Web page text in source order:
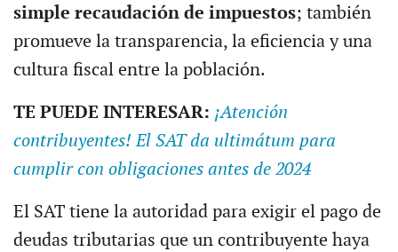
simple recaudación de impuestos; también
promueve la transparencia, la eficiencia y una
cultura fiscal entre la población.
TE PUEDE INTERESAR: ¡Atención
contribuyentes! El SAT da ultimátum para
cumplir con obligaciones antes de 2024
El SAT tiene la autoridad para exigir el pago de
deudas tributarias que un contribuyente haya